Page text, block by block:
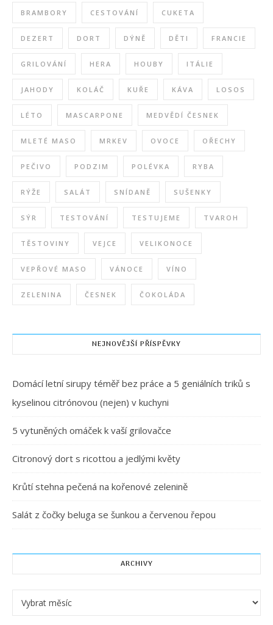
BRAMBORY CESTOVÁNÍ CUKETA
DEZERT DORT DÝNĚ DĚTI FRANCIE
GRILOVÁNÍ HERA HOUBY ITÁLIE
JAHODY KOLÁČ KUŘE KÁVA LOSOS
LÉTO MASCARPONE MEDVĚDÍ ČESNEK
MLETÉ MASO MRKEV OVOCE OŘECHY
PEČIVO PODZIM POLÉVKA RYBA
RÝŽE SALÁT SNÍDANĚ SUŠENKY
SÝR TESTOVÁNÍ TESTUJEME TVAROH
TĚSTOVINY VEJCE VELIKONOCE
VEPŘOVÉ MASO VÁNOCE VÍNO
ZELENINA ČESNEK ČOKOLÁDA
NEJNOVĚJŠÍ PŘÍSPĚVKY
Domácí letní sirupy téměř bez práce a 5 geniálních triků s
kyselinou citrónovou (nejen) v kuchyni
5 vytuněných omáček k vaší grilovačce
Citronový dort s ricottou a jedlými květy
Krůtí stehna pečená na kořenové zelenině
Salát z čočky beluga se šunkou a červenou řepou
ARCHIVY
Archivy